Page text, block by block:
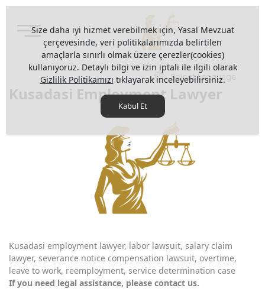
Kusadasi Employment Lawyer
Kusadasi employment lawyer, labor lawsuit, salary claim
lawyer, severance notice compensation lawsuit, overtime,
leave to work, reemployment, service determination case
If you need legal assistance, please contact us.
Select Language
Size daha iyi hizmet verebilmek için, Yasal Mevzuat
çerçevesinde, veri politikalarımızda belirtilen
amaçlarla sınırlı olmak üzere çerezler(cookies)
kullanıyoruz. Detaylı bilgi ve izin iptali ile ilgili olarak
Gizlilik Politikamızı tıklayarak inceleyebilirsiniz.
Kabul Et